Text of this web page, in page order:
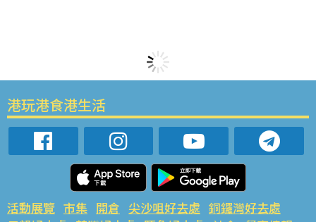
港玩港食港生活
活動展覽 市集 開倉 尖沙咀好去處 銅鑼灣好去處